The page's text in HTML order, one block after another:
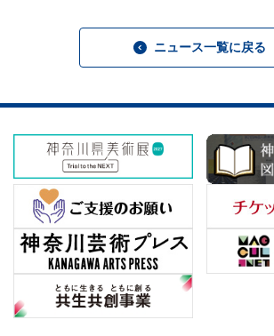
ニュース一覧に戻る